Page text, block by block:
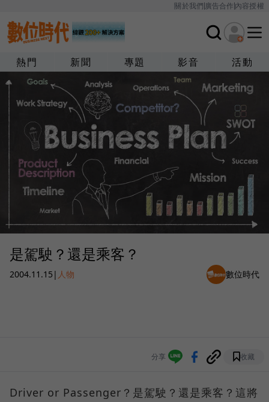
關於我們廣告合作內容授權
熱門 新聞 專題 影音 活動
是駕駛？還是乘客？
2004.11.15 | 人物 數位時代
分享 收藏
Driver or Passenger？是駕駛？還是乘客？這將